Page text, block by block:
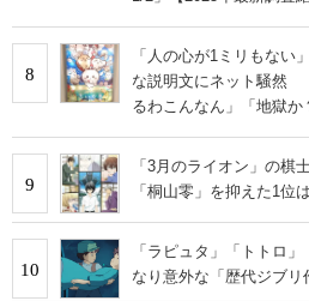
8
「人の心が1ミリもない
な説明文にネット騒然
るわこんなん」「地獄か
9
「3月のライオン」の
「桐山零」を抑えた1位
10
「ラピュタ」「トトロ
なり意外な「歴代ジブリ